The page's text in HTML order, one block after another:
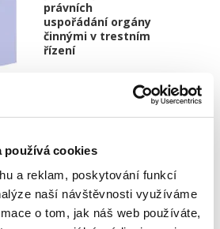
používá cookies
a reklam, poskytování funkcí
naší návštěvnosti využíváme
o tom, jak náš web používáte,
právních
uspořádání orgány
činnými v trestním
řízení
tématu identifikace
právnických osob a dalších
– zejména svěřenských
orgánů činných v trestním
je...